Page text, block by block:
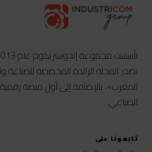
تصدر المجلة الرائدة المخصصة للصناعة
المغرب»، بالإضافة إلى أول منصة
الصناعي.
تابعونا على